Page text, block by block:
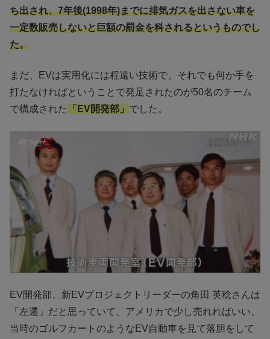
ち出され、7年後(1998年)までに排気ガスを出さない車を
一定数販売しないと巨額の罰金を科されるというものでし
た。
まだ、EVは実用化には程遠い技術で、それでも何か手を
打たなければということで発足されたのが50名のチーム
で構成された
「EV開発部」 でした。
EV開発部、新EVプロジェクトリーダーの角田 英稔さんは
「左遷」だと思っていて、アメリカで少し売れればいい、
当時のゴルフカートのようなEV自動車を見て落胆をして